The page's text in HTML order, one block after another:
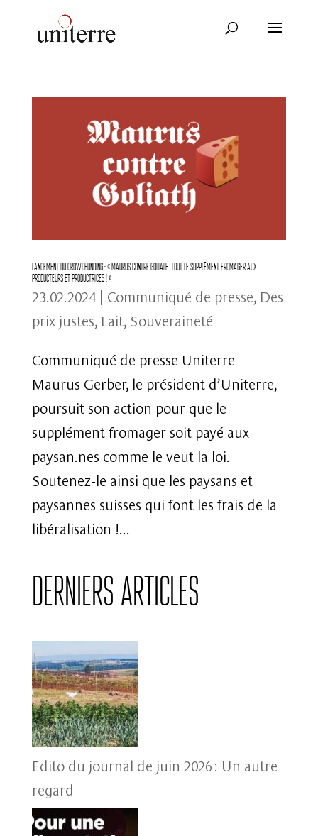
Lancement du crowdfunding : « Maurus contre Goliath. Tout le supplément fromager aux
producteurs et productrices ! »
23.02.2024| Communiqué de presse, Des
prix justes, Lait, Souveraineté
Communiqué de presse Uniterre
Maurus Gerber, le président d’Uniterre,
poursuit son action pour que le
supplément fromager soit payé aux
paysan.nes comme le veut la loi.
Soutenez-le ainsi que les paysans et
paysannes suisses qui font les frais de la
libéralisation !...
Derniers articles
Edito du journal de juin 2026 : Un autre
regard